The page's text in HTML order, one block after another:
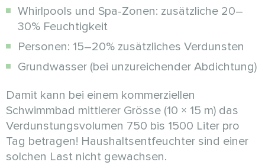
Whirlpools und Spa-Zonen: zusätzliche 20–
30% Feuchtigkeit
Personen: 15–20% zusätzliches Verdunsten
Grundwasser (bei unzureichender Abdichtung)
Damit kann bei einem kommerziellen
Schwimmbad mittlerer Grösse (10 × 15 m) das
Verdunstungsvolumen 750 bis 1500 Liter pro
Tag betragen! Haushaltsentfeuchter sind einer
solchen Last nicht gewachsen.